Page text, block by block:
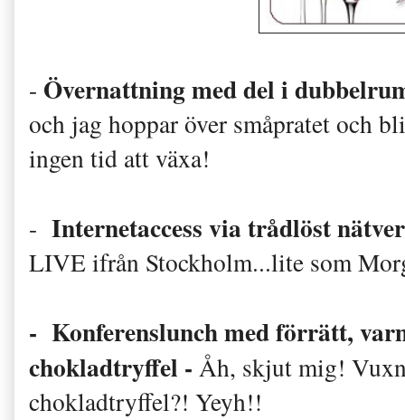
- Övernattning med del i
och jag hoppar över småpratet och
ingen tid att växa!
- Internetaccess via trådlöst
LIVE ifrån Stockholm...lite som
- Konferenslunch med förrätt,
chokladtryffel - Åh, skjut mig!
chokladtryffel?! Yeyh!!